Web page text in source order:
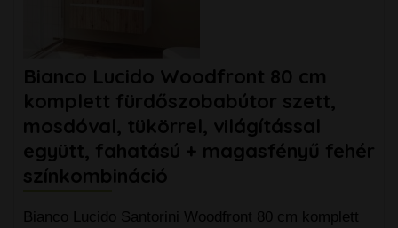
Bianco Lucido Woodfront 80 cm
komplett fürdőszobabútor szett,
mosdóval, tükörrel, világítással
együtt, fahatású + magasfényű fehér
színkombináció
Bianco Lucido Santorini Woodfront 80 cm komplett